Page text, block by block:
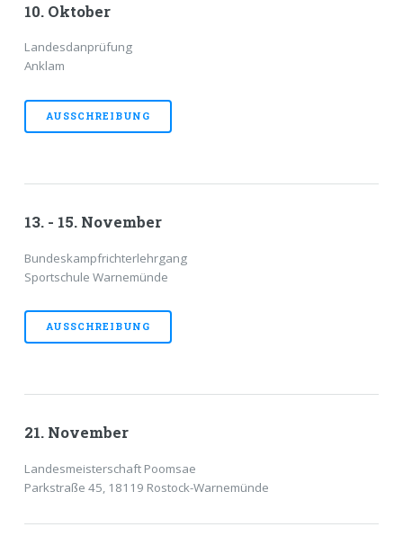
10. Oktober
Landesdanprüfung
Anklam
AUSSCHREIBUNG
13. - 15. November
Bundeskampfrichterlehrgang
Sportschule Warnemünde
AUSSCHREIBUNG
21. November
Landesmeisterschaft Poomsae
Parkstraße 45, 18119 Rostock-Warnemünde